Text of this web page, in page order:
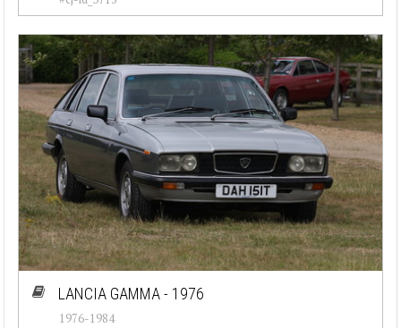
LANCIA GAMMA - 1976
1976-1984